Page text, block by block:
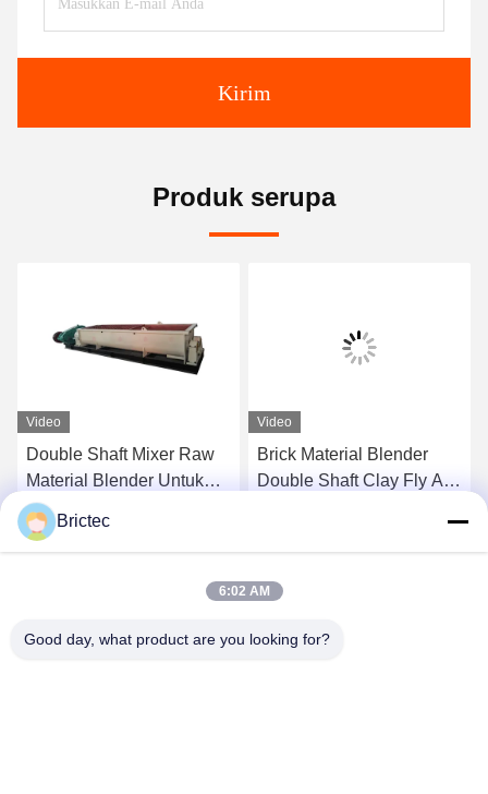
Kirim
Produk serupa
Video
Double Shaft Mixer Raw
Material Blender Untuk
Brick Making Proses Di
Tanah liat pabrik batu bata
Dapatkan Harga Terbaik
Video
Brick Material Blender
Double Shaft Clay Fly Ash
Dapatkan Harga Terbaik
Brictec
6:02 AM
Good day, what product are you looking for?